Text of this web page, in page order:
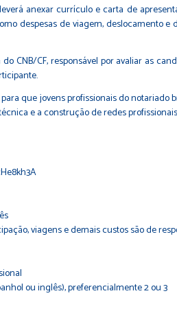
anexar currículo e carta de
despesas de viagem, deslocamento
CNB/CF, responsável por avaliar as
que jovens profissionais do
e a construção de redes
viagens e demais custos são de
ou inglês), preferencialmente 2 ou 3